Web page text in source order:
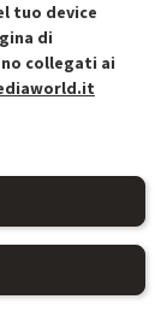
tuo device
di
collegati ai